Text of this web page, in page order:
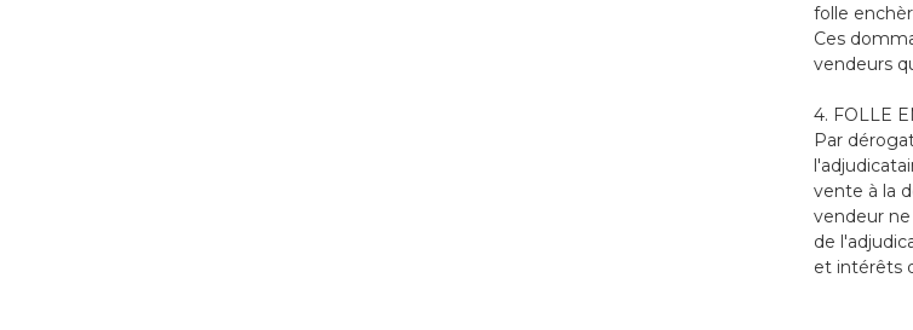
folle
Ces
vendeurs
4. FOLLE
Par
vente à la
vendeur
de
et intérêts